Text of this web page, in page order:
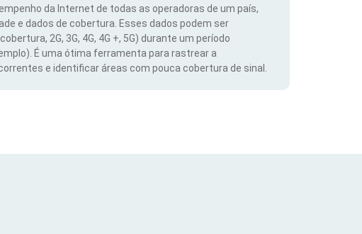
da Internet de todas as operadoras de um país,
e dados de cobertura. Esses dados podem ser
2G, 3G, 4G, 4G +, 5G) durante um período
É uma ótima ferramenta para rastrear a
e identificar áreas com pouca cobertura de sinal.